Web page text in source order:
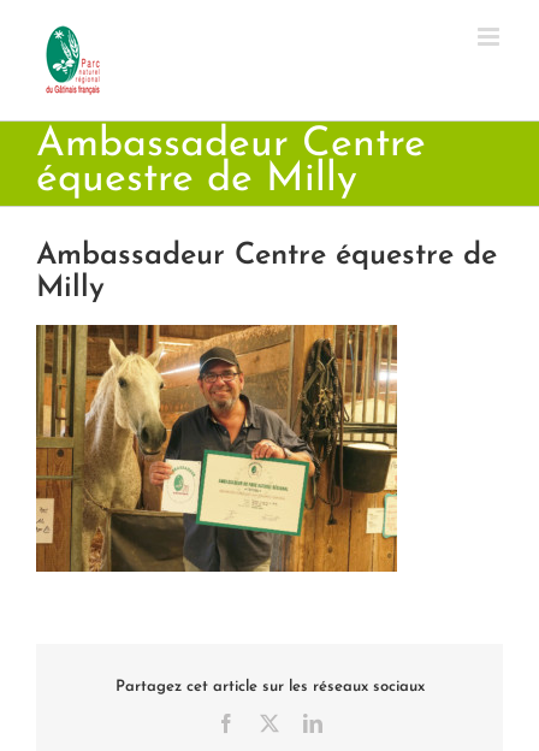
contenu
Ambassadeur Centre
équestre de Milly
Ambassadeur Centre équestre de
Milly
Partagez cet article sur les réseaux sociaux
Facebook LinkedIn